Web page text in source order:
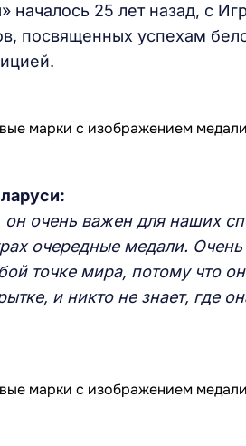
25 лет назад, с
посвященных успехам
очень важен для наших
очередные медали.
точке мира, потому что
и никто не знает, где